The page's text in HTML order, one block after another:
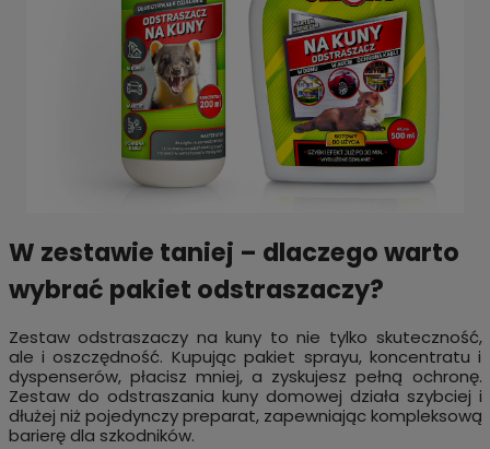
W zestawie taniej – dlaczego warto
wybrać pakiet odstraszaczy?
Zestaw odstraszaczy na kuny to nie tylko skuteczność,
ale i oszczędność. Kupując pakiet sprayu, koncentratu i
dyspenserów, płacisz mniej, a zyskujesz pełną ochronę.
Zestaw do odstraszania kuny domowej działa szybciej i
dłużej niż pojedynczy preparat, zapewniając kompleksową
barierę dla szkodników.